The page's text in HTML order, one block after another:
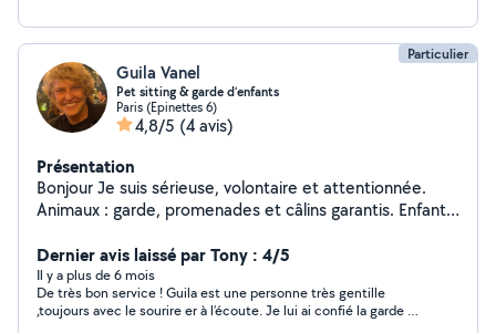
Particulier
Guila Vanel
Pet sitting & garde d’enfants
Paris (Epinettes 6)
4,8/5 (4 avis)
Présentation
Bonjour Je suis sérieuse, volontaire et attentionnée.
Animaux : garde, promenades et câlins garantis. Enfants
l'école. Personnes âgées : compagnie, échanges et aide
dans les petites tâches du quotidien. Disponible et
motivée, je m'adapte à vos besoins pour vous faciliter la
vie.
Dernier avis laissé par Tony : 4/5
Il y a plus de 6 mois
De très bon service ! Guila est une personne très gentille
,toujours avec le sourire er à l’écoute. Je lui ai confié la garde de